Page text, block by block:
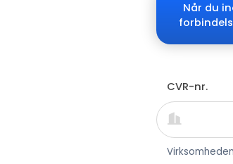
Når du
CVR-nr.